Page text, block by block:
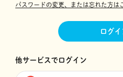
パスワードの変更、または忘れた方は
ログイ
他サービスでログイン